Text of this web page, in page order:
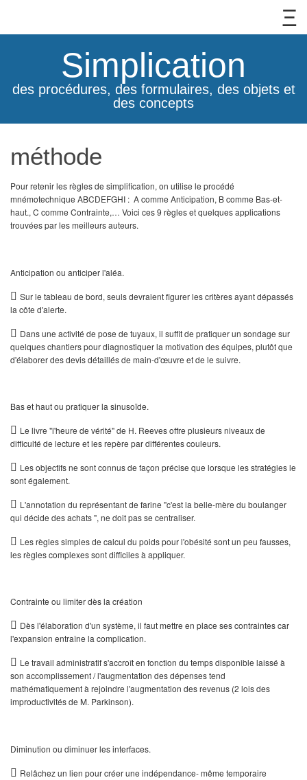
Simplication
des procédures, des formulaires, des objets et
des concepts
méthode
Pour retenir les règles de simplification, on utilise le procédé
mnémotechnique ABCDEFGHI : A comme Anticipation, B comme Bas-et-
haut., C comme Contrainte,… Voici ces 9 règles et quelques applications
trouvées par les meilleurs auteurs.
Anticipation ou anticiper l'aléa.
 Sur le tableau de bord, seuls devraient figurer les critères ayant dépas­sés
la côte d'alerte.
 Dans une activité de pose de tuyaux, il suffit de pratiquer un sondage sur
quelques chantiers pour diagnostiquer la motivation des équipes, plutôt que
d'élaborer des devis dé­taillés de main-d'œuvre et de le suivre.
Bas et haut ou pratiquer la sinusoïde.
 Le livre "l'heure de vérité" de H. Reeves offre plusieurs niveaux de
difficulté de lecture et les repère par différentes couleurs.
 Les objectifs ne sont connus de façon précise que lorsque les stratégies le
sont également.
 L'annotation du représentant de farine "c'est la belle-mère du boulanger
qui décide des achats ", ne doit pas se centraliser.
 Les règles simples de calcul du poids pour l'obésité sont un peu fausses,
les règles complexes sont difficiles à appliquer.
Contrainte ou limiter dès la création
 Dès l'élaboration d'un système, il faut mettre en place ses contraintes car
l'expansion entraîne la complication.
 Le travail administratif s'accroît en fonction du temps disponible laissé à
son accomplissement / l'augmentation des dépenses tend
mathématiquement à rejoindre l'aug­mentation des revenus (2 lois des
improductivités de M. Parkinson).
Diminution ou diminuer les interfaces.
 Relâchez un lien pour créer une indépendance- même temporaire